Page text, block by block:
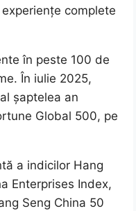
complete
în peste 100 de
În iulie 2025,
șaptelea an
Global 500, pe
a indicilor Hang
Enterprises Index,
Seng China 50